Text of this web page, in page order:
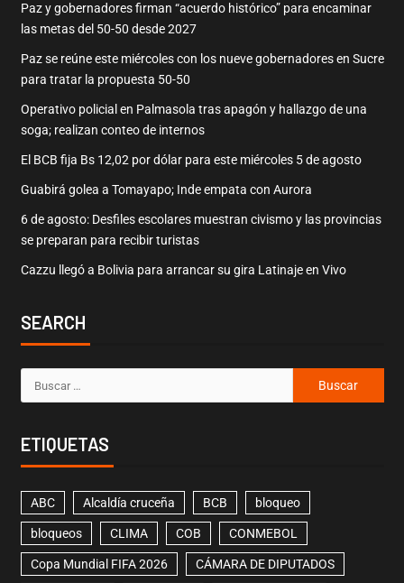
Paz y gobernadores firman “acuerdo histórico” para encaminar
las metas del 50-50 desde 2027
Paz se reúne este miércoles con los nueve gobernadores en Sucre
para tratar la propuesta 50-50
Operativo policial en Palmasola tras apagón y hallazgo de una
soga; realizan conteo de internos
El BCB fija Bs 12,02 por dólar para este miércoles 5 de agosto
Guabirá golea a Tomayapo; Inde empata con Aurora
6 de agosto: Desfiles escolares muestran civismo y las provincias
se preparan para recibir turistas
Cazzu llegó a Bolivia para arrancar su gira Latinaje en Vivo
SEARCH
ETIQUETAS
ABC Alcaldía cruceña BCB bloqueo
bloqueos CLIMA COB CONMEBOL
Copa Mundial FIFA 2026 CÁMARA DE DIPUTADOS